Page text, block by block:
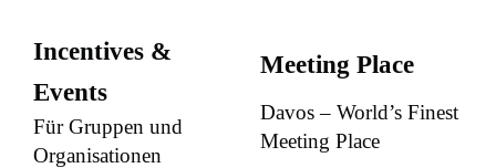
Incentives &
Events
Für Gruppen und
Organisationen
Meeting Place
Davos – World’s Finest
Meeting Place